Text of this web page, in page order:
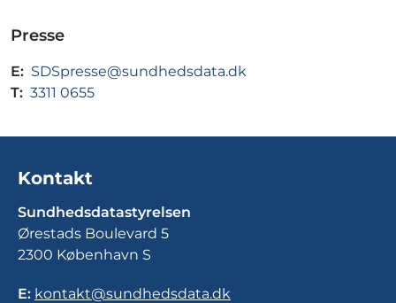
Presse
E: SDSpresse@sundhedsdata.dk
T: 3311 0655
Kontakt
Sundhedsdatastyrelsen
Ørestads Boulevard 5
2300 København S
E: kontakt@sundhedsdata.dk